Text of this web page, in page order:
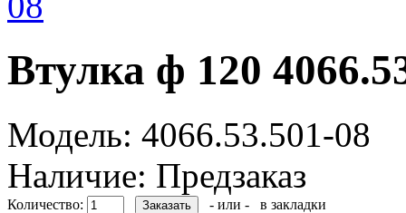
Втулка ф 120
Модель: 4066.53.501-08
Наличие: Предзаказ
Количество: - или -
в закладки